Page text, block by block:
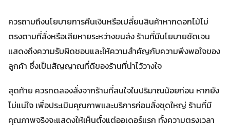
ควรถามถึงนโยบายการคืนเงินหรือเปลี่ยนสินค้าหากดอกไม้ไม่
ตรงตามที่สั่งหรือเสียหายระหว่างขนส่ง ร้านที่มีนโยบายชัดเจน
แสดงถึงความรับผิดชอบและให้ความสำคัญกับความพึงพอใจของ
ลูกค้า ซึ่งเป็นสัญญาณที่ดีของร้านที่น่าไว้วางใจ
สุดท้าย ควรทดลองสั่งจากร้านที่สนใจในปริมาณน้อยก่อน หากยัง
ไม่แน่ใจ เพื่อประเมินคุณภาพและบริการก่อนสั่งชุดใหญ่ ร้านที่มี
คุณภาพจริงจะแสดงให้เห็นตั้งแต่ออเดอร์แรก ทั้งความตรงเวลา